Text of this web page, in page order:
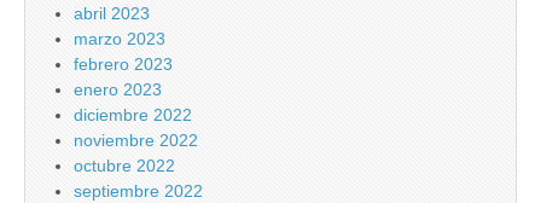
abril 2023
marzo 2023
febrero 2023
enero 2023
diciembre 2022
noviembre 2022
octubre 2022
septiembre 2022